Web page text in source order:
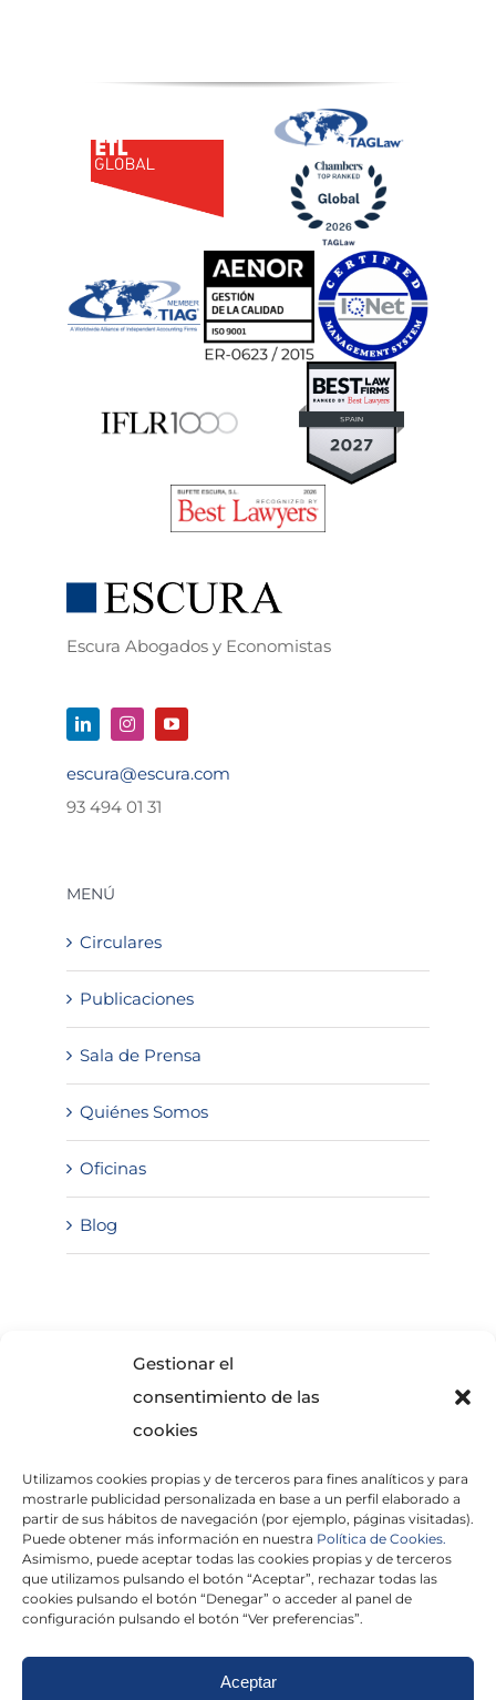
Gestionar el
consentimiento de las
cookies
Utilizamos cookies propias y de terceros para fines analíticos y para
mostrarle publicidad personalizada en base a un perfil elaborado a
partir de sus hábitos de navegación (por ejemplo, páginas visitadas).
Puede obtener más información en nuestra Política de Cookies.
Asimismo, puede aceptar todas las cookies propias y de terceros
que utilizamos pulsando el botón “Aceptar”, rechazar todas las
cookies pulsando el botón “Denegar” o acceder al panel de
configuración pulsando el botón “Ver preferencias”.
Aceptar
Escura Abogados y Economistas
escura@escura.com
93 494 01 31
MENÚ
Circulares
Publicaciones
Sala de Prensa
Quiénes Somos
Oficinas
Blog
He leído y acepto laPolítica de Privacidad